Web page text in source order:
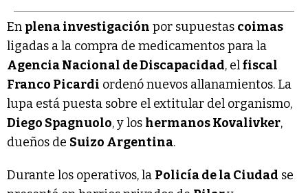
En plena investigación por supuestas coimas
ligadas a la compra de medicamentos para la
Agencia Nacional de Discapacidad, elfiscal
Franco Picardi ordenó nuevos allanamientos. La
lupa está puesta sobre el extitular del organismo,
Diego Spagnuolo, y los hermanos Kovalivker,
dueños de Suizo Argentina.
Durante los operativos, la Policía de la Ciudad se